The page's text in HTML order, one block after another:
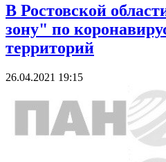
В Ростовской
зону" по
территорий
26.04.2021 19:15